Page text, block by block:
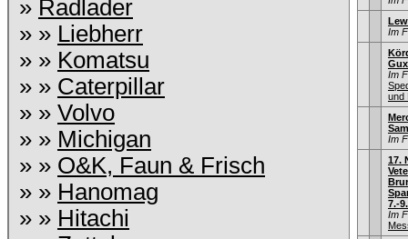
» Radlader
» » Liebherr
» » Komatsu
» » Caterpillar
» » Volvo
» » Michigan
» » O&K, Faun & Frisch
» » Hanomag
» » Hitachi
Im
Im
und
Im
17.
7.-
Im